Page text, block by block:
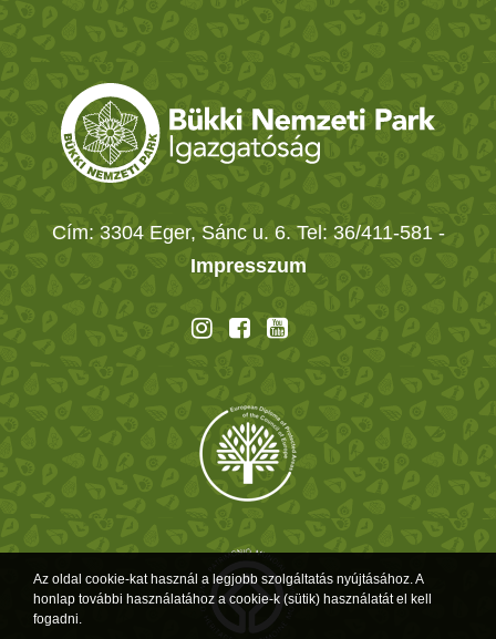
Cím: 3304 Eger, Sánc u. 6. Tel: 36/411-581 -
Impresszum
Az oldal cookie-kat használ a legjobb szolgáltatás nyújtásához. A
honlap további használatához a cookie-k (sütik) használatát el kell
fogadni.